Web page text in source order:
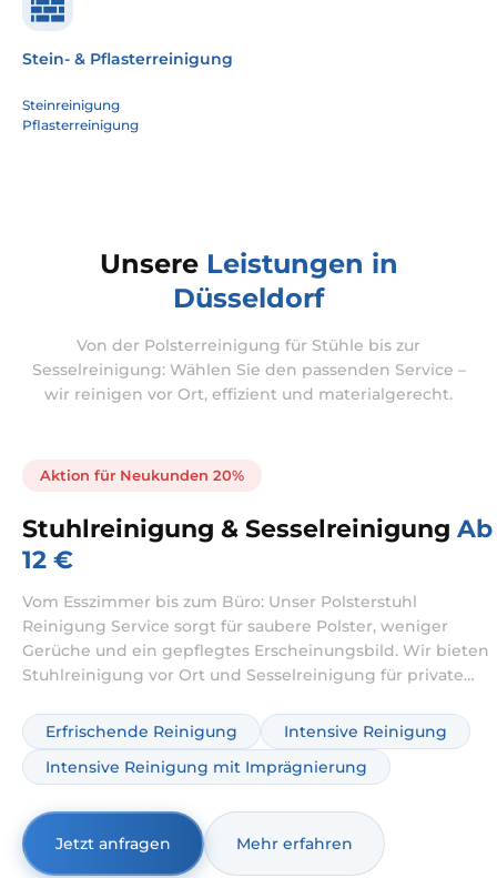
Stein- & Pflasterreinigung
Steinreinigung
Pflasterreinigung
Unsere Leistungen in
Düsseldorf
Von der Polsterreinigung für Stühle bis zur
Sesselreinigung: Wählen Sie den passenden Service –
wir reinigen vor Ort, effizient und materialgerecht.
Aktion für Neukunden 20%
Stuhlreinigung & Sesselreinigung Ab
12 €
Vom Esszimmer bis zum Büro: Unser Polsterstuhl
Reinigung Service sorgt für saubere Polster, weniger
Gerüche und ein gepflegtes Erscheinungsbild. Wir bieten
Stuhlreinigung vor Ort und Sesselreinigung für private
und planbar. Wenn Sie Stühle reinigen lassen möchten,
entfernen wir Flecken und Gerüche schonend und
abgestimmt auf Stoff, Mischgewebe oder empfindliche
Erfrischende Reinigung
Intensive Reinigung
Intensive Reinigung mit Imprägnierung
Jetzt anfragen Mehr erfahren